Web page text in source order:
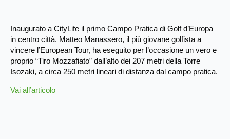
Inaugurato a CityLife il primo Campo Pratica di Golf d’Europa
in centro città. Matteo Manassero, il più giovane golfista a
vincere l’European Tour, ha eseguito per l’occasione un vero e
proprio “Tiro Mozzafiato” dall’alto dei 207 metri della Torre
Isozaki, a circa 250 metri lineari di distanza dal campo pratica.
Vai all’articolo